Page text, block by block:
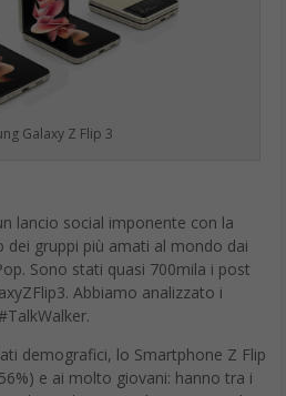
Galaxy Z Flip 3
lancio social imponente con la
dei gruppi più amati al mondo dai
Sono stati quasi 700mila i post
Abbiamo analizzato i
demografici, lo Smartphone Z Flip
e ai molto giovani: hanno tra i